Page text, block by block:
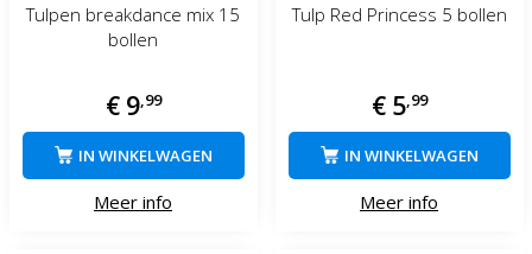
Tulpen breakdance mix 15
bollen
€ 9, 99
Meer info
IN WINKELWAGEN
Tulp Red Princess 5 bollen
€ 5 99
Meer info
IN WINKELWAGEN